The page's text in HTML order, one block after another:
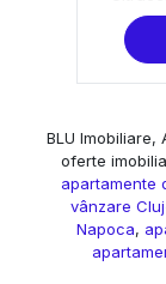
BLU
oferte
apartamente
vânzare
Napoca,